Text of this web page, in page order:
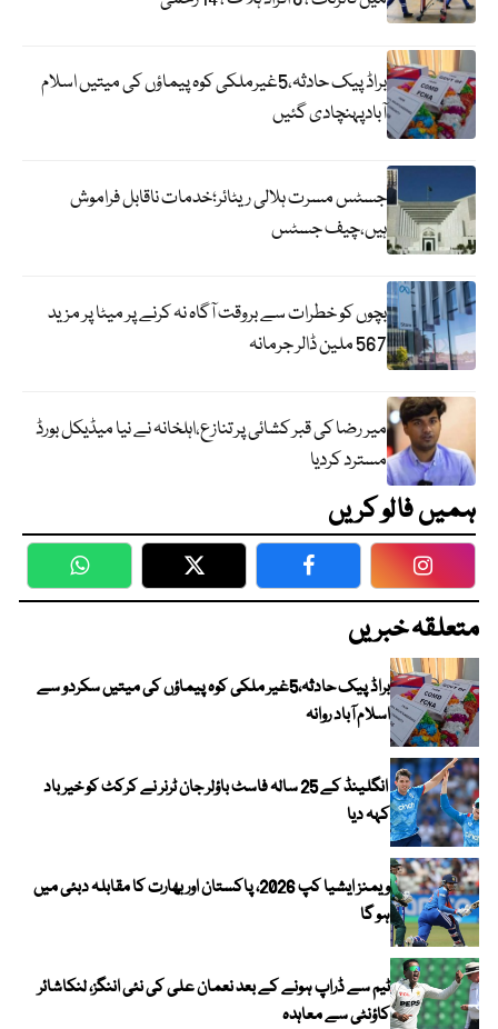
براڈ پیک حادثہ،5غیرملکی کوہ پیماؤں کی میتیں اسلام
آبادپہنچادی گئیں
جسٹس مسرت ہلالی ریٹائر؛خدمات ناقابل فراموش
ہیں،چیف جسٹس
بچوں کو خطرات سے بروقت آگاہ نہ کرنے پر میٹا پر مزید
567 ملین ڈالر جرمانہ
میر رضا کی قبر کشائی پر تنازع،اہلخانہ نے نیا میڈیکل بورڈ
مسترد کردیا
ہمیں فالو کریں
WhatsApp Twitter Facebook
متعلقہ خبریں
براڈ پیک حادثہ،5غیر ملکی کوہ پیماؤں کی میتیں سکردو سے
اسلام آباد روانہ
انگلینڈ کے 25 سالہ فاسٹ باؤلر جان ٹرنر نے کرکٹ کو خیر باد
کہہ دیا
ویمنز ایشیا کپ 2026، پاکستان اور بھارت کا مقابلہ دبئی میں
ہو گا
ٹیم سے ڈراپ ہونے کے بعد نعمان علی کی نئی اننگز، لنکاشائر
کاؤنٹی سے معاہدہ